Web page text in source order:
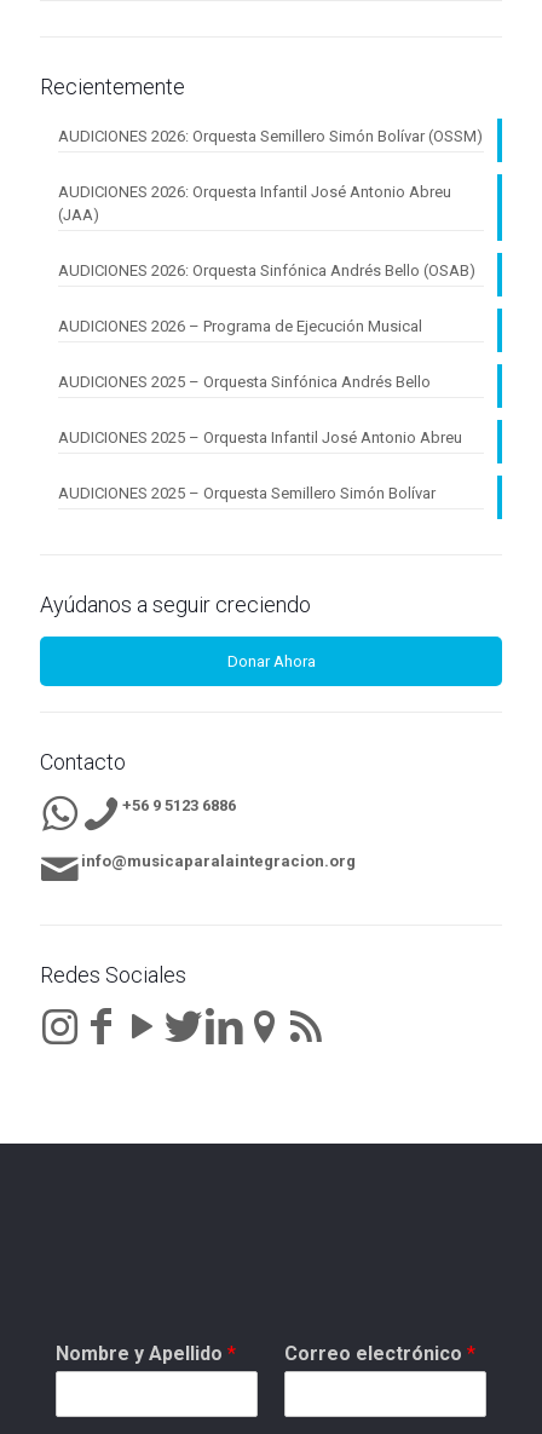
Recientemente
AUDICIONES 2026: Orquesta Semillero Simón Bolívar (OSSM)
AUDICIONES 2026: Orquesta Infantil José Antonio Abreu
(JAA)
AUDICIONES 2026: Orquesta Sinfónica Andrés Bello (OSAB)
AUDICIONES 2026 – Programa de Ejecución Musical
AUDICIONES 2025 – Orquesta Sinfónica Andrés Bello
AUDICIONES 2025 – Orquesta Infantil José Antonio Abreu
AUDICIONES 2025 – Orquesta Semillero Simón Bolívar
Ayúdanos a seguir creciendo
Donar Ahora
Contacto
+56 9 5123 6886
info@musicaparalaintegracion.org
Redes Sociales
Nombre y Apellido * Correo electrónico *